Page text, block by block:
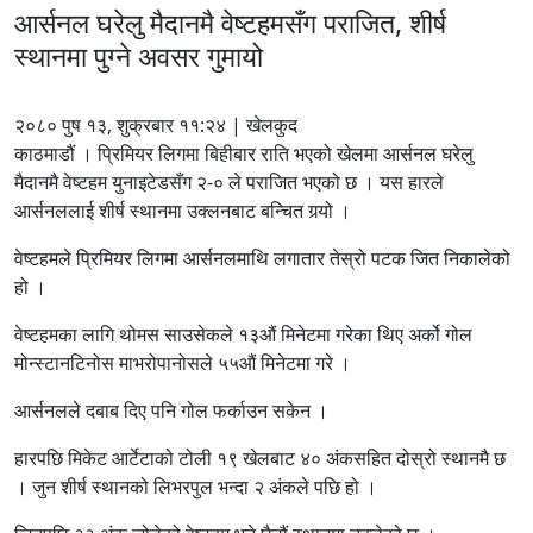
आर्सनल घरेलु मैदानमै वेष्टहमसँग पराजित, शीर्ष
स्थानमा पुग्ने अवसर गुमायो
२०८० पुष १३, शुक्रबार ११:२४ | खेलकुद
काठमाडौं । प्रिमियर लिगमा बिहीबार राति भएको खेलमा आर्सनल घरेलु
मैदानमै वेष्टहम युनाइटेडसँग २-० ले पराजित भएको छ । यस हारले
आर्सनललाई शीर्ष स्थानमा उक्लनबाट बन्चित गर्‍यो ।
वेष्टहमले प्रिमियर लिगमा आर्सनलमाथि लगातार तेस्रो पटक जित निकालेको
हो ।
वेष्टहमका लागि थोमस साउसेकले १३औं मिनेटमा गरेका थिए अर्को गोल
मोन्स्टानटिनोस माभरोपानोसले ५५औं मिनेटमा गरे ।
आर्सनलले दबाब दिए पनि गोल फर्काउन सकेन ।
हारपछि मिकेट आर्टेटाको टोली १९ खेलबाट ४० अंकसहित दोस्रो स्थानमै छ
। जुन शीर्ष स्थानको लिभरपुल भन्दा २ अंकले पछि हो ।